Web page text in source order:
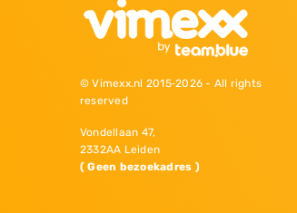
© Vimexx.nl 2015‐2026 - All rights
reserved
Vondellaan 47,
2332AA Leiden
( Geen bezoekadres )